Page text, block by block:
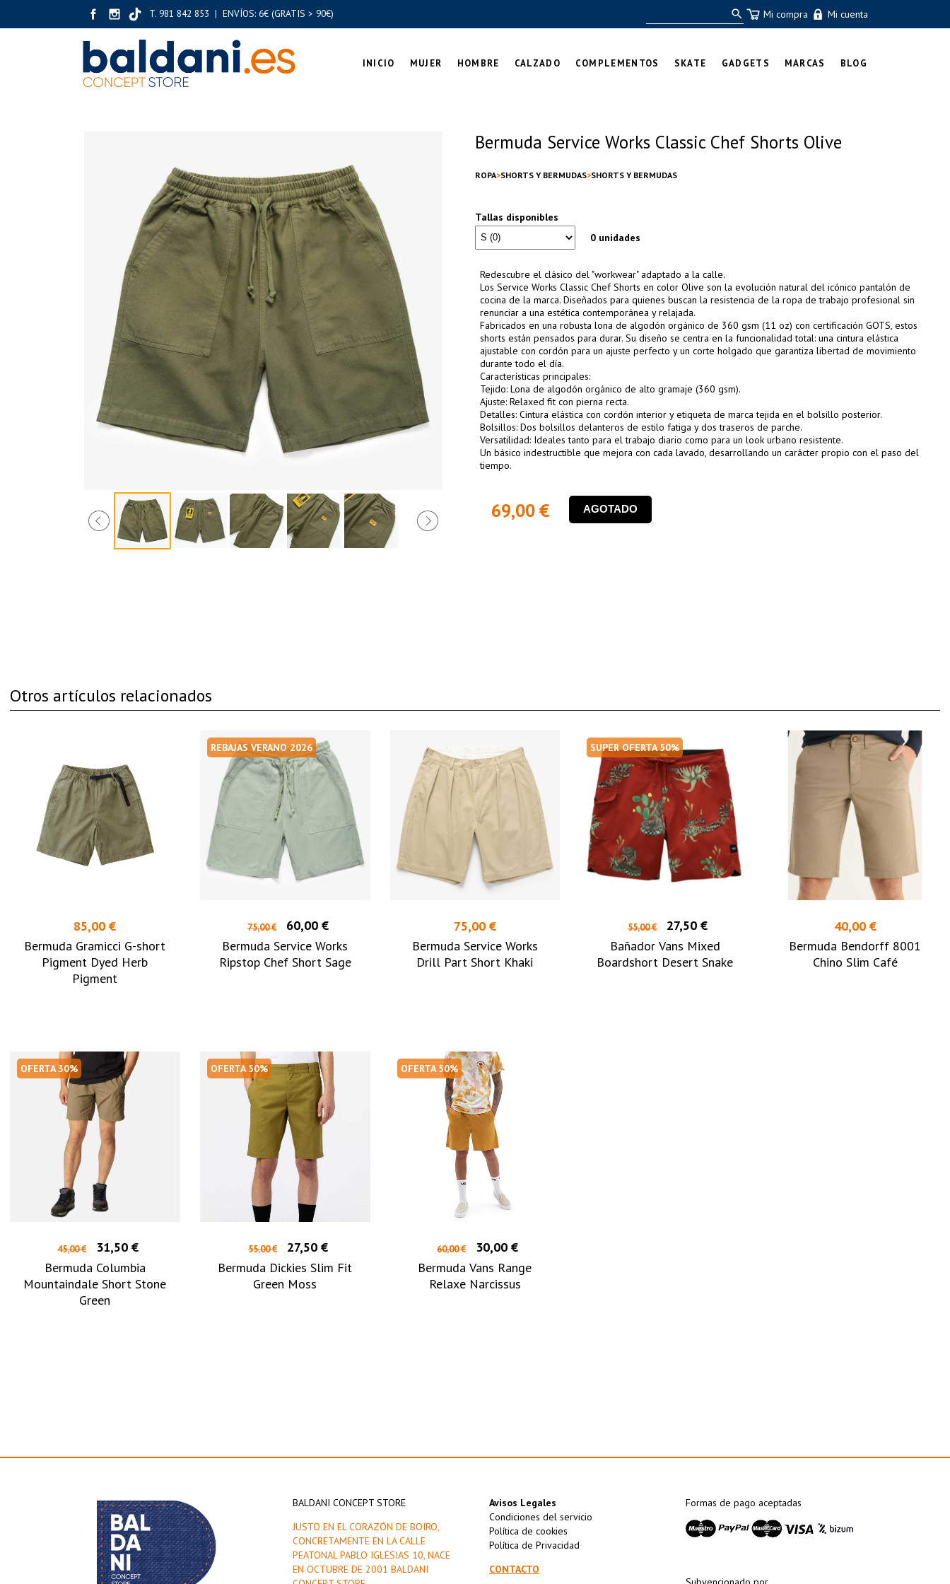
T. 981 842 853 | ENVÍOS: 6€ (GRATIS > 90€) Mi compra Mi cuenta
INICIO MUJER HOMBRE CALZADO COMPLEMENTOS SKATE GADGETS MARCAS BLOG
Bermuda Service Works Classic Chef Shorts Olive
ROPA SHORTS Y BERMUDAS SHORTS Y BERMUDAS
Tallas disponibles
0 unidades
Redescubre el clásico del "workwear" adaptado a la calle.
Los Service Works Classic Chef Shorts en color Olive son la evolución natural del icónico pantalón de
cocina de la marca. Diseñados para quienes buscan la resistencia de la ropa de trabajo profesional sin
renunciar a una estética contemporánea y relajada.
Fabricados en una robusta lona de algodón orgánico de 360 gsm (11 oz) con certificación GOTS, estos
shorts están pensados para durar. Su diseño se centra en la funcionalidad total: una cintura elástica
ajustable con cordón para un ajuste perfecto y un corte holgado que garantiza libertad de movimiento
durante todo el día.
Características principales:
Tejido: Lona de algodón orgánico de alto gramaje (360 gsm).
Ajuste: Relaxed fit con pierna recta.
Detalles: Cintura elástica con cordón interior y etiqueta de marca tejida en el bolsillo posterior.
Bolsillos: Dos bolsillos delanteros de estilo fatiga y dos traseros de parche.
Versatilidad: Ideales tanto para el trabajo diario como para un look urbano resistente.
Un básico indestructible que mejora con cada lavado, desarrollando un carácter propio con el paso del
tiempo.
69,00 € AGOTADO
Otros artículos relacionados
85,00 €
Bermuda Gramicci G-short
Pigment Dyed Herb
Pigment
REBAJAS VERANO 2026
75,00 €
60,00 €
Bermuda Service Works
Ripstop Chef Short Sage
75,00 €
Bermuda Service Works
Drill Part Short Khaki
SUPER OFERTA 50%
55,00 €
27,50 €
Bañador Vans Mixed
Boardshort Desert Snake
40,00 €
Bermuda Bendorff 8001
Chino Slim Café
OFERTA 30%
45,00 €
31,50 €
Bermuda Columbia
Mountaindale Short Stone
Green
OFERTA 50%
55,00 €
27,50 €
Bermuda Dickies Slim Fit
Green Moss
OFERTA 50%
60,00 €
30,00 €
Bermuda Vans Range
Relaxe Narcissus
BALDANI CONCEPT STORE
JUSTO EN EL CORAZÓN DE BOIRO,
CONCRETAMENTE EN LA CALLE
PEATONAL PABLO IGLESIAS 10, NACE
EN OCTUBRE DE 2001 BALDANI
Avisos Legales
Condiciones del servicio
Política de cookies
Política de Privacidad
CONTACTO
Formas de pago aceptadas